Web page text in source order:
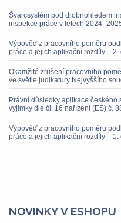
Švarcsystém pod drobnohledem
inspekce práce v letech
Výpověď z pracovního poměru
práce a jejich aplikační rozdíly – 2.
Okamžité zrušení pracovního
ve světle judikatury Nejvyššího
Právní důsledky aplikace
výjimky dle čl. 16 nařízení (ES) č.
Výpověď z pracovního poměru
práce a jejich aplikační rozdíly – 1.
NOVINKY V ESHOPU